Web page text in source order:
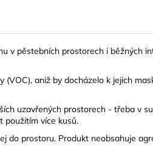
v pěstebních prostorech i běžných
aniž by docházelo k jejich
uzavřených prostorech - třeba v
použitím více kusů.
prostoru. Produkt neobsahuje